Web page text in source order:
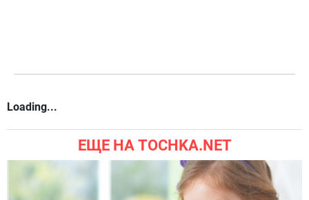
Loading...
ЕЩЕ НА TOCHKA.NET